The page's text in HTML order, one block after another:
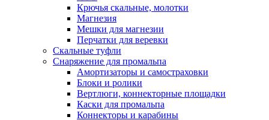
Крючья скальные, молотки
Магнезия
Мешки для магнезии
Перчатки для веревки
Скальные туфли
Снаряжение для промальпа
Амортизаторы и самостраховки
Блоки и ролики
Вертлюги, коннекторные площадки
Каски для промальпа
Коннекторы и карабины